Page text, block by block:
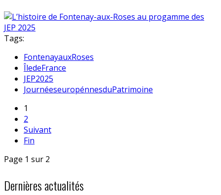
Tags:
FontenayauxRoses
ÎledeFrance
JEP2025
JournéeseuropénnesduPatrimoine
1
2
Suivant
Fin
Page 1 sur 2
Dernières actualités